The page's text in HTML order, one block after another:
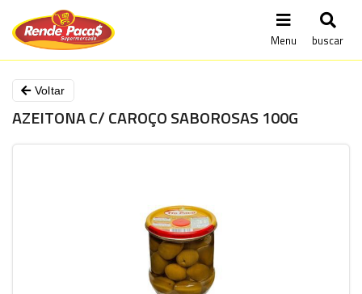
Menu buscar
Voltar
AZEITONA C/ CAROÇO SABOROSAS 100G